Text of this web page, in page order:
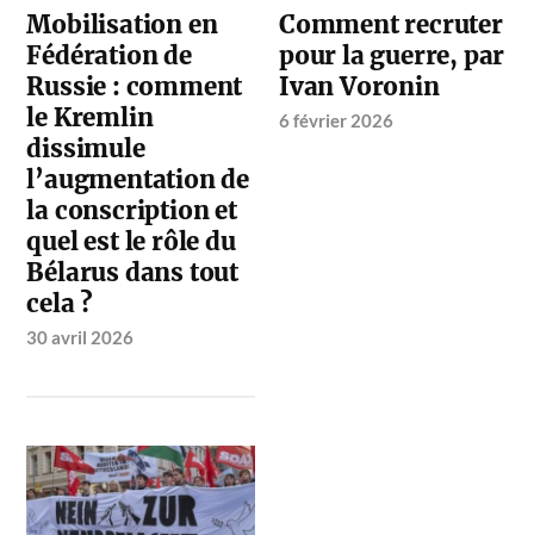
Mobilisation en
Fédération de
Russie : comment
le Kremlin
dissimule
l’augmentation de
la conscription et
quel est le rôle du
Bélarus dans tout
cela ?
30 avril 2026
Comment recruter
pour la guerre, par
Ivan Voronin
6 février 2026